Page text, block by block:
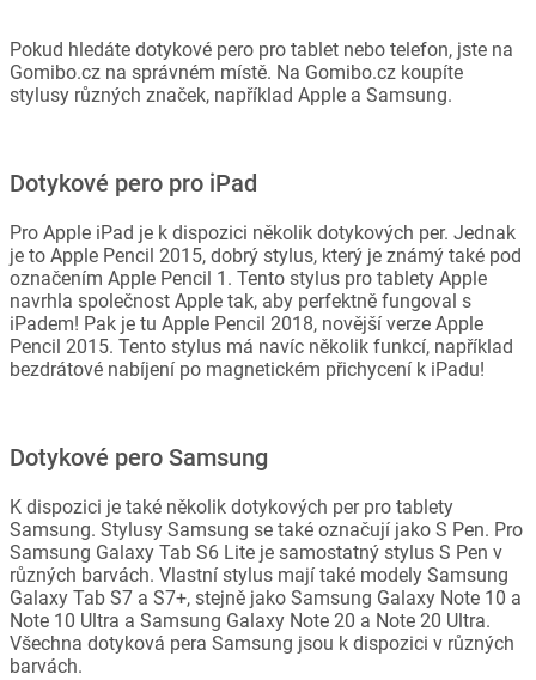
Pokud hledáte dotykové pero pro tablet nebo telefon, jste na
Gomibo.cz na správném místě. Na Gomibo.cz koupíte
stylusy různých značek, například Apple a Samsung.
Dotykové pero pro iPad
Pro Apple iPad je k dispozici několik dotykových per. Jednak
je to Apple Pencil 2015, dobrý stylus, který je známý také pod
označením Apple Pencil 1. Tento stylus pro tablety Apple
navrhla společnost Apple tak, aby perfektně fungoval s
iPadem! Pak je tu Apple Pencil 2018, novější verze Apple
Pencil 2015. Tento stylus má navíc několik funkcí, například
bezdrátové nabíjení po magnetickém přichycení k iPadu!
Dotykové pero Samsung
K dispozici je také několik dotykových per pro tablety
Samsung. Stylusy Samsung se také označují jako S Pen. Pro
Samsung Galaxy Tab S6 Lite je samostatný stylus S Pen v
různých barvách. Vlastní stylus mají také modely Samsung
Galaxy Tab S7 a S7+, stejně jako Samsung Galaxy Note 10 a
Note 10 Ultra a Samsung Galaxy Note 20 a Note 20 Ultra.
Všechna dotyková pera Samsung jsou k dispozici v různých
barvách.